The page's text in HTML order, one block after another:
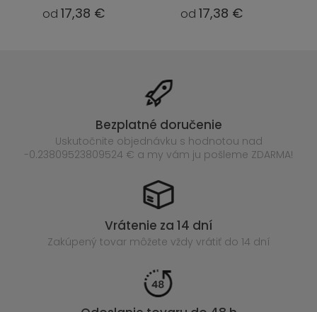
od17,38 € od17,38 €
Bezplatné doručenie
Uskutočnite objednávku s hodnotou nad
-0.23809523809524 € a my vám ju pošleme ZDARMA!
Vrátenie za 14 dní
Zakúpený tovar môžete vždy vrátiť do 14 dní